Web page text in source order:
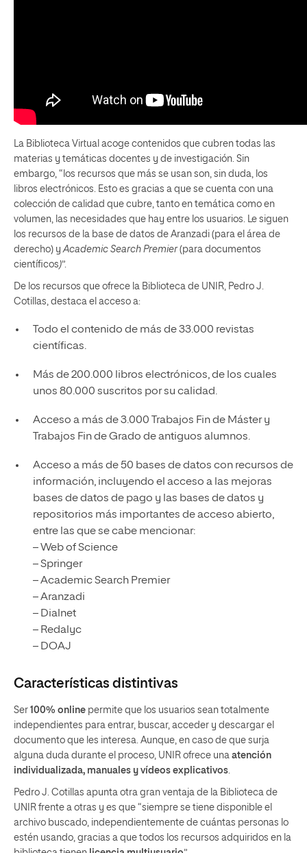
La Biblioteca Virtual acoge contenidos que cubren todas las
materias y temáticas docentes y de investigación. Sin
embargo, “los recursos que más se usan son, sin duda, los
libros electrónicos. Esto es gracias a que se cuenta con una
colección de calidad que cubre, tanto en temática como en
volumen, las necesidades que hay entre los usuarios. Le siguen
los recursos de la base de datos de Aranzadi (para el área de
derecho) yAcademic Search Premier(para documentos
científicos)”.
De los recursos que ofrece la Biblioteca de UNIR, Pedro J.
Cotillas, destaca el acceso a:
Todo el contenido de más de 33.000 revistas
científicas.
Más de 200.000 libros electrónicos, de los cuales
unos 80.000 suscritos por su calidad.
Acceso a más de 3.000 Trabajos Fin de Máster y
Trabajos Fin de Grado de antiguos alumnos.
Acceso a más de 50 bases de datos con recursos de
información, incluyendo el acceso a las mejoras
bases de datos de pago y las bases de datos y
repositorios más importantes de acceso abierto,
entre las que se cabe mencionar:
– Web of Science
– Springer
– Academic Search Premier
– Aranzadi
– Dialnet
– Redalyc
– DOAJ
Características distintivas
Ser 100% online permite que los usuarios sean totalmente
independientes para entrar, buscar, acceder y descargar el
documento que les interesa. Aunque, en caso de que surja
alguna duda durante el proceso, UNIR ofrece una atención
individualizada, manuales y vídeos explicativos.
Pedro J. Cotillas apunta otra gran ventaja de la Biblioteca de
UNIR frente a otras y es que “siempre se tiene disponible el
archivo buscado, independientemente de cuántas personas lo
estén usando, gracias a que todos los recursos adquiridos en la